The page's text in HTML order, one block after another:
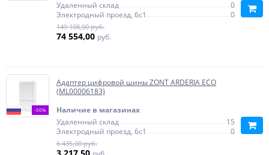
Удаленный склад
0
Электродный проезд, 6с1
0
149 108,00 руб.
74 554,00 руб.
-50%
Адаптер цифровой шины ZONT ARDERIA ECO
(ML00006183)
Наличие в магазинах
Удаленный склад
15
Электродный проезд, 6с1
0
6 435,00 руб.